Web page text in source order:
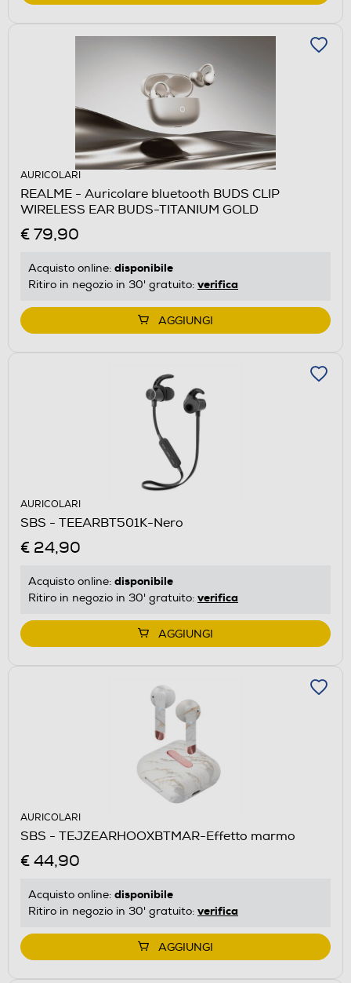
AURICOLARI
REALME - Auricolare bluetooth BUDS CLIP
WIRELESS EAR BUDS-TITANIUM GOLD
€ 79,90
Acquisto online: disponibile
Ritiro in negozio in 30' gratuito: verifica
AGGIUNGI
AURICOLARI
SBS - TEEARBT501K-Nero
€ 24,90
Acquisto online: disponibile
Ritiro in negozio in 30' gratuito: verifica
AGGIUNGI
AURICOLARI
SBS - TEJZEARHOOXBTMAR-Effetto marmo
€ 44,90
Acquisto online: disponibile
Ritiro in negozio in 30' gratuito: verifica
AGGIUNGI